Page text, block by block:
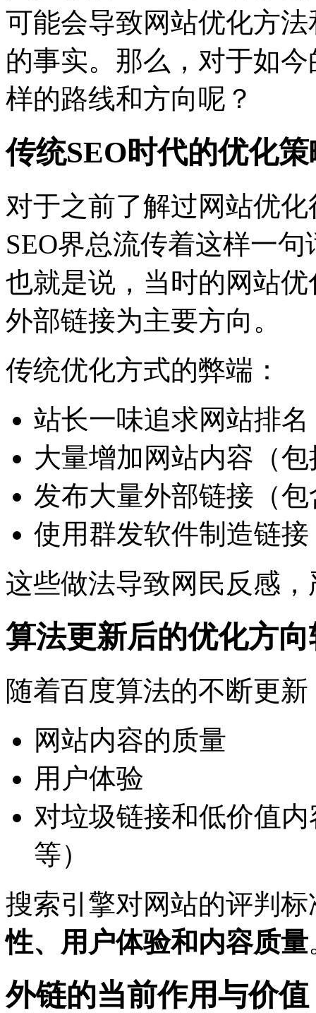
可能会导致网站优化方
的事实。那么，对于如
样的路线和方向呢？
传统SEO时代的优化策
对于之前了解过网站优
SEO界总流传着这样一句
也就是说，当时的网站
外部链接为主要方向。
传统优化方式的弊端：
站长一味追求网站排名
大量增加网站内容（
发布大量外部链接（
使用群发软件制造链接
这些做法导致网民反感
算法更新后的优化方
随着百度算法的不断更
网站内容的质量
用户体验
对垃圾链接和低价值
等）
搜索引擎对网站的评判
性、用户体验和内容质量
外链的当前作用与价值